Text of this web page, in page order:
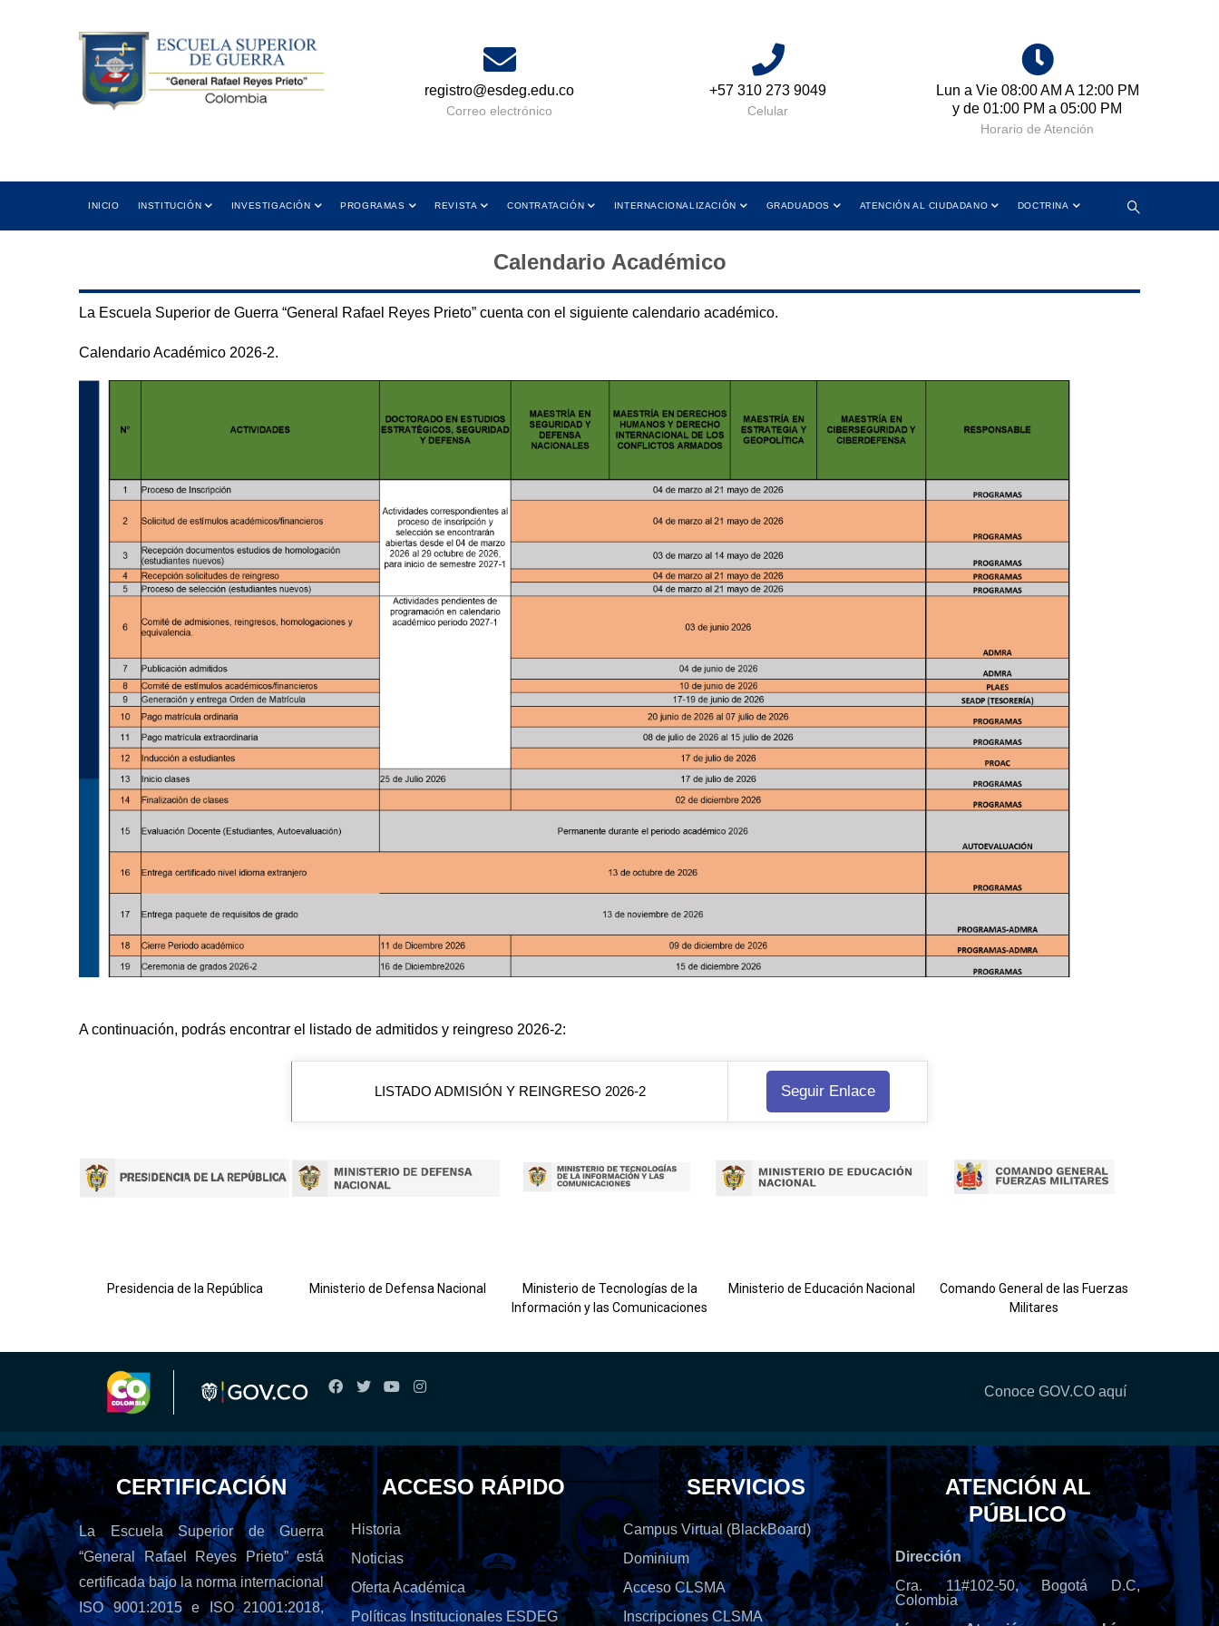
Cra 11 No. 102-50 Bogotá D.C.,
Colombia
registro@esdeg.edu.co
Correo electrónico
+57 310 273 9049
Celular
Lun a Vie 08:00 AM A 12:00 PM
y de 01:00 PM a 05:00 PM
Horario de Atención
Main
INICIO INSTITUCIÓN INVESTIGACIÓN PROGRAMAS REVISTA CONTRATACIÓN INTERNACIONALIZACIÓN GRADUADOS ATENCIÓN AL CIUDADANO DOCTRINA
Calendario Académico
La Escuela Superior de Guerra “General Rafael Reyes Prieto” cuenta con el siguiente calendario académico.
Calendario Académico 2026-2.
A continuación, podrás encontrar el listado de admitidos y reingreso 2026-2:
LISTADO ADMISIÓN Y REINGRESO 2026-2 Seguir Enlace
Presidencia de la República
Ministerio de Defensa Nacional
Ministerio de Tecnologías de la
Información y las Comunicaciones
Ministerio de Educación Nacional
Comando General de las Fuerzas
Militares
Conoce GOV.CO aquí
CERTIFICACIÓN
La Escuela Superior de Guerra
“General Rafael Reyes Prieto” está
certificada bajo la norma internacional
ISO 9001:2015 e ISO 21001:2018,
ACCESO RÁPIDO
Historia
Noticias
Oferta Académica
Políticas Institucionales ESDEG
SERVICIOS
Campus Virtual (BlackBoard)
Dominium
Acceso CLSMA
Inscripciones CLSMA
ATENCIÓN AL
PÚBLICO
Dirección
Cra. 11#102-50, Bogotá D.C,
Colombia